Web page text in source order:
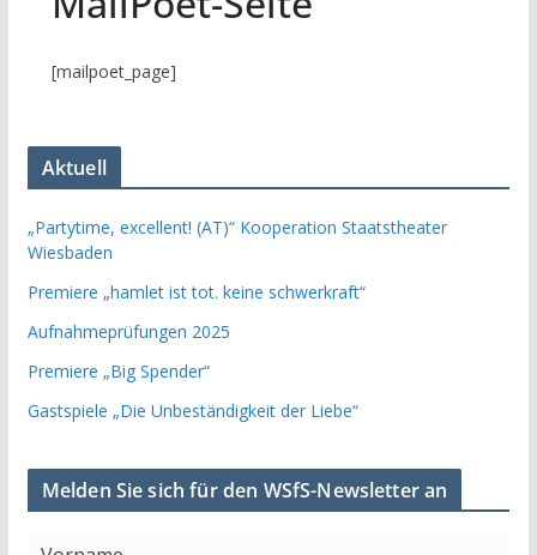
[mailpoet_page]
Aktuell
„Partytime, excellent! (AT)“ Kooperation Staatstheater
Wiesbaden
Premiere „hamlet ist tot. keine schwerkraft“
Aufnahmeprüfungen 2025
Premiere „Big Spender“
Gastspiele „Die Unbeständigkeit der Liebe“
Melden Sie sich für den WSfS-Newsletter an